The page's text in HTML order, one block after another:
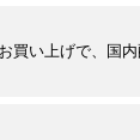
買い上げで、国